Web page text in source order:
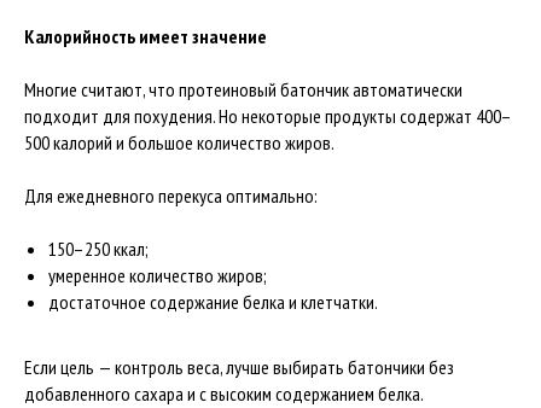
Калорийность имеет значение
Многие считают, что протеиновый батончик автоматически
подходит для похудения. Но некоторые продукты содержат 400–
500 калорий и большое количество жиров.
Для ежедневного перекуса оптимально:
150–250 ккал;
умеренное количество жиров;
достаточное содержание белка и клетчатки.
Если цель — контроль веса, лучше выбирать батончики без
добавленного сахара и с высоким содержанием белка.